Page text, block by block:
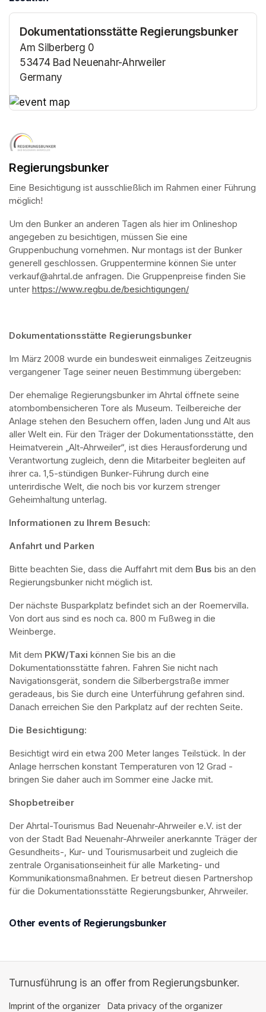
Dokumentationsstätte Regierungsbunker
Am Silberberg 0
53474 Bad Neuenahr-Ahrweiler
Germany
Regierungsbunker
Eine Besichtigung ist ausschließlich im Rahmen einer Führung
möglich!
Um den Bunker an anderen Tagen als hier im Onlineshop
angegeben zu besichtigen, müssen Sie eine
Gruppenbuchung vornehmen. Nur montags ist der Bunker
generell geschlossen. Gruppentermine können Sie unter
verkauf@ahrtal.de anfragen. Die Gruppenpreise finden Sie
unter https://www.regbu.de/besichtigungen/
Dokumentationsstätte Regierungsbunker
Im März 2008 wurde ein bundesweit einmaliges Zeitzeugnis
vergangener Tage seiner neuen Bestimmung übergeben:
Der ehemalige Regierungsbunker im Ahrtal öffnete seine
atombombensicheren Tore als Museum. Teilbereiche der
Anlage stehen den Besuchern offen, laden Jung und Alt aus
aller Welt ein. Für den Träger der Dokumentationsstätte, den
Heimatverein „Alt-Ahrweiler“, ist dies Herausforderung und
Verantwortung zugleich, denn die Mitarbeiter begleiten auf
ihrer ca. 1,5-stündigen Bunker-Führung durch eine
unterirdische Welt, die noch bis vor kurzem strenger
Geheimhaltung unterlag.
Informationen zu Ihrem Besuch:
Anfahrt und Parken
Bitte beachten Sie, dass die Auffahrt mit dem Bus bis an den
Regierungsbunker nicht möglich ist.
Der nächste Busparkplatz befindet sich an der Roemervilla.
Von dort aus sind es noch ca. 800 m Fußweg in die
Weinberge.
Mit dem PKW/Taxi können Sie bis an die
Dokumentationsstätte fahren. Fahren Sie nicht nach
Navigationsgerät, sondern die Silberbergstraße immer
geradeaus, bis Sie durch eine Unterführung gefahren sind.
Danach erreichen Sie den Parkplatz auf der rechten Seite.
Die Besichtigung:
Besichtigt wird ein etwa 200 Meter langes Teilstück. In der
Anlage herrschen konstant Temperaturen von 12 Grad -
bringen Sie daher auch im Sommer eine Jacke mit.
Shopbetreiber
Der Ahrtal-Tourismus Bad Neuenahr-Ahrweiler e.V. ist der
von der Stadt Bad Neuenahr-Ahrweiler anerkannte Träger der
Gesundheits-, Kur- und Tourismusarbeit und zugleich die
zentrale Organisationseinheit für alle Marketing- und
Kommunikationsmaßnahmen. Er betreut diesen Partnershop
für die Dokumentationsstätte Regierungsbunker, Ahrweiler.
Other events of Regierungsbunker
Turnusführung is an offer from Regierungsbunker.
Imprint of the organizer (opens in a new tab)
Data privacy of the organizer